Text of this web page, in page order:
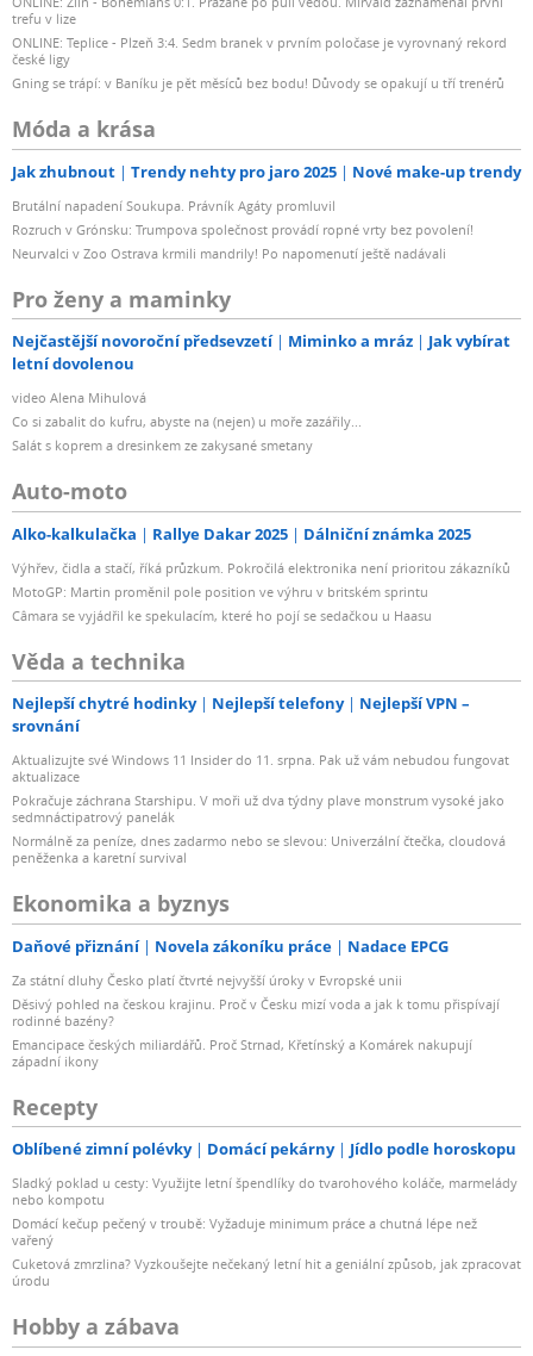
trefu v lize
ONLINE: Teplice - Plzeň 3:4. Sedm branek v prvním poločase je vyrovnaný rekord
české ligy
Gning se trápí: v Baníku je pět měsíců bez bodu! Důvody se opakují u tří trenérů
Móda a krása
Jak zhubnout Trendy nehty pro jaro 2025 Nové make-up trendy
Brutální napadení Soukupa. Právník Agáty promluvil
Rozruch v Grónsku: Trumpova společnost provádí ropné vrty bez povolení!
Neurvalci v Zoo Ostrava krmili mandrily! Po napomenutí ještě nadávali
Pro ženy a maminky
Nejčastější novoroční předsevzetí Miminko a mráz
Jak vybírat
letní dovolenou
video Alena Mihulová
Co si zabalit do kufru, abyste na (nejen) u moře zazářily...
Salát s koprem a dresinkem ze zakysané smetany
Auto-moto
Alko-kalkulačka Rallye Dakar 2025 Dálniční známka 2025
Výhřev, čidla a stačí, říká průzkum. Pokročilá elektronika není prioritou zákazníků
MotoGP: Martin proměnil pole position ve výhru v britském sprintu
Câmara se vyjádřil ke spekulacím, které ho pojí se sedačkou u Haasu
Věda a technika
Nejlepší chytré hodinky Nejlepší telefony
Nejlepší VPN –
srovnání
Aktualizujte své Windows 11 Insider do 11. srpna. Pak už vám nebudou fungovat
aktualizace
Pokračuje záchrana Starshipu. V moři už dva týdny plave monstrum vysoké jako
sedmnáctipatrový panelák
Normálně za peníze, dnes zadarmo nebo se slevou: Univerzální čtečka, cloudová
peněženka a karetní survival
Ekonomika a byznys
Daňové přiznání Novela zákoníku práce Nadace EPCG
Za státní dluhy Česko platí čtvrté nejvyšší úroky v Evropské unii
Děsivý pohled na českou krajinu. Proč v Česku mizí voda a jak k tomu přispívají
rodinné bazény?
Emancipace českých miliardářů. Proč Strnad, Křetínský a Komárek nakupují
západní ikony
Recepty
Oblíbené zimní polévky Domácí pekárny Jídlo podle horoskopu
Sladký poklad u cesty: Využijte letní špendlíky do tvarohového koláče, marmelády
nebo kompotu
Domácí kečup pečený v troubě: Vyžaduje minimum práce a chutná lépe než
vařený
Cuketová zmrzlina? Vyzkoušejte nečekaný letní hit a geniální způsob, jak zpracovat
úrodu
Hobby a zábava